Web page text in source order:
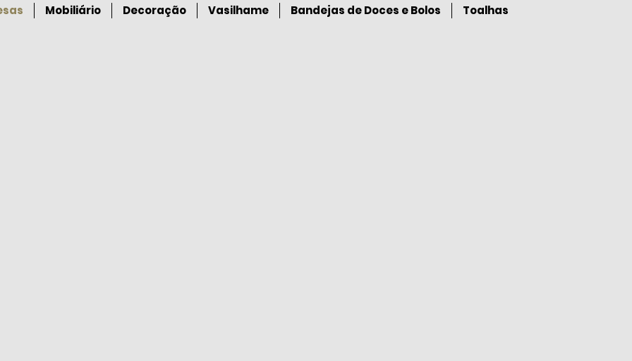
Mobiliário Decoração Vasilhame Bandejas de Doces e Bolos Toalhas